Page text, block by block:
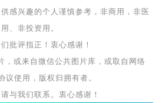
感兴趣的个人谨慎参考，非商用，非医
用、非投资用。
批评指正！衷心感谢！
，或来自微信公共图片库，或取自网络
议使用，版权归拥有者。
与我们联系。衷心感谢！